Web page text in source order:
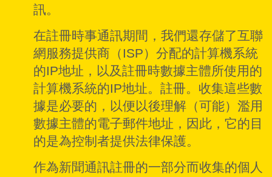
訊。
在註冊時事通訊期間，我們還存儲了互聯
網服務提供商（ISP）分配的計算機系統
的IP地址，以及註冊時數據主體所使用的
計算機系統的IP地址。註冊。收集這些數
據是必要的，以便以後理解（可能）濫用
數據主體的電子郵件地址，因此，它的目
的是為控制者提供法律保護。
作為新聞通訊註冊的一部分而收集的個人